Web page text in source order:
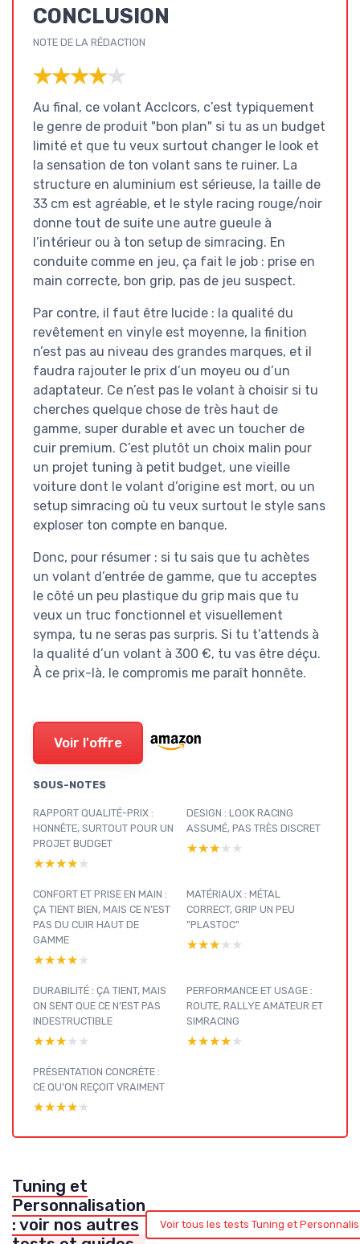
CONCLUSION
NOTE DE LA RÉDACTION
★★★★★
★★★★★
Au final, ce volant Acclcors, c’est typiquement
le genre de produit "bon plan" si tu as un budget
limité et que tu veux surtout changer le look et
la sensation de ton volant sans te ruiner. La
structure en aluminium est sérieuse, la taille de
33 cm est agréable, et le style racing rouge/noir
donne tout de suite une autre gueule à
l’intérieur ou à ton setup de simracing. En
conduite comme en jeu, ça fait le job : prise en
main correcte, bon grip, pas de jeu suspect.
Par contre, il faut être lucide : la qualité du
revêtement en vinyle est moyenne, la finition
n’est pas au niveau des grandes marques, et il
faudra rajouter le prix d’un moyeu ou d’un
adaptateur. Ce n’est pas le volant à choisir si tu
cherches quelque chose de très haut de
gamme, super durable et avec un toucher de
cuir premium. C’est plutôt un choix malin pour
un projet tuning à petit budget, une vieille
voiture dont le volant d’origine est mort, ou un
setup simracing où tu veux surtout le style sans
exploser ton compte en banque.
Donc, pour résumer : si tu sais que tu achètes
un volant d’entrée de gamme, que tu acceptes
le côté un peu plastique du grip mais que tu
veux un truc fonctionnel et visuellement
sympa, tu ne seras pas surpris. Si tu t’attends à
la qualité d’un volant à 300 €, tu vas être déçu.
À ce prix-là, le compromis me paraît honnête.
Voir l'offre
SOUS-NOTES
RAPPORT QUALITÉ-PRIX :
HONNÊTE, SURTOUT POUR UN
PROJET BUDGET
★★★★★
★★★★★
DESIGN : LOOK RACING
ASSUMÉ, PAS TRÈS DISCRET
★★★★★
★★★★★
CONFORT ET PRISE EN MAIN :
ÇA TIENT BIEN, MAIS CE N’EST
PAS DU CUIR HAUT DE
GAMME
★★★★★
★★★★★
MATÉRIAUX : MÉTAL
CORRECT, GRIP UN PEU
"PLASTOC"
★★★★★
★★★★★
DURABILITÉ : ÇA TIENT, MAIS
ON SENT QUE CE N’EST PAS
INDESTRUCTIBLE
★★★★★
★★★★★
PERFORMANCE ET USAGE :
ROUTE, RALLYE AMATEUR ET
SIMRACING
★★★★★
★★★★★
PRÉSENTATION CONCRÈTE :
CE QU’ON REÇOIT VRAIMENT
★★★★★
★★★★★
Tuning et
Personnalisation
: voir nos autres
Voir tous les tests Tuning et